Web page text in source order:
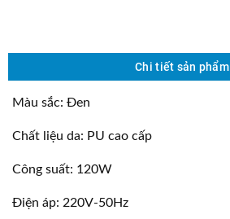
Chi tiết sản phẩm
Màu sắc: Đen
Chất liệu da: PU cao cấp
Công suất: 120W
Điện áp: 220V-50Hz